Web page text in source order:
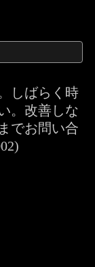
しばらく時
。改善しな
でお問い合